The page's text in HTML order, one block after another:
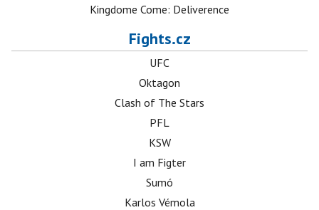
Kingdome Come: Deliverence
Fights.cz
UFC
Oktagon
Clash of The Stars
PFL
KSW
I am Figter
Sumó
Karlos Vémola